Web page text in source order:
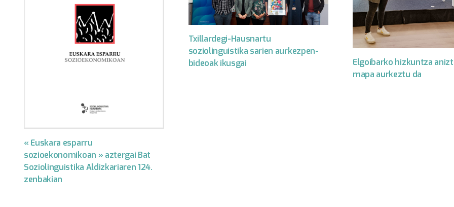
« Euskara esparru
sozioekonomikoan » aztergai Bat
Soziolinguistika Aldizkariaren 124.
zenbakian
Txillardegi-Hausnartu
soziolinguistika sarien aurkezpen-
bideoak ikusgai
Elgoibarko hizkuntza
mapa aurkeztu da